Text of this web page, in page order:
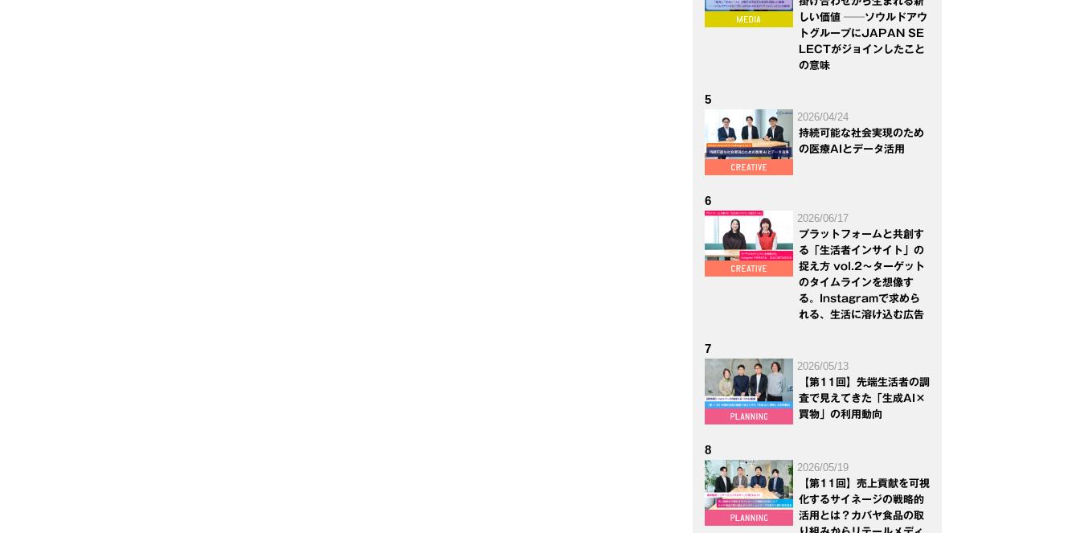
しい価値 ──ソウルドアウ
トグループにJAPAN SE
LECTがジョインしたこと
の意味
5
2026/04/24
持続可能な社会実現のため
の医療AIとデータ活用
6
2026/06/17
プラットフォームと共創す
る「生活者インサイト」の
捉え方 vol.2～ターゲット
のタイムラインを想像す
る。Instagramで求めら
れる、生活に溶け込む広告
7
2026/05/13
【第11回】先端生活者の調
査で見えてきた「生成AI×
買物」の利用動向
8
2026/05/19
【第11回】売上貢献を可視
化するサイネージの戦略的
活用とは？カバヤ食品の取